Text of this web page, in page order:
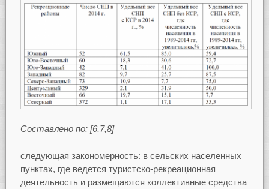
Составлено по: [6,7,8]
следующая закономерность: в сельских населенных
пунктах, где ведется туристско-рекреационная
деятельность и размещаются коллективные средства